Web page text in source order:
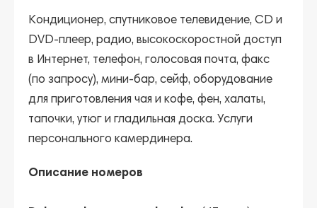
Кондиционер, спутниковое телевидение, CD и
DVD-плеер, радио, высокоскоростной доступ
в Интернет, телефон, голосовая почта, факс
(по запросу), мини-бар, сейф, оборудование
для приготовления чая и кофе, фен, халаты,
тапочки, утюг и гладильная доска. Услуги
персонального камердинера.
Описание номеров